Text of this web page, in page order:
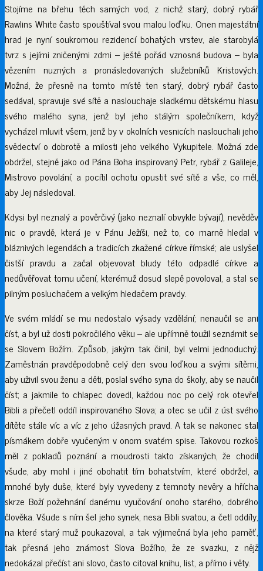
Stojíme na břehu těch samých vod, z nichž starý, dobrý rybář
Rawlins White často spouštíval svou malou loďku. Onen majestátní
hrad je nyní soukromou rezidencí bohatých vrstev, ale starobylá
tvrz s jejími zničenými zdmi – ještě pořád vznosná budova – byla
vězením nuzných a pronásledovaných služebníků Kristových.
Možná, že přesně na tomto místě ten starý, dobrý rybář často
sedával, spravuje své sítě a naslouchaje sladkému dětskému hlasu
svého malého syna, jenž byl jeho stálým společníkem, když
vycházel mluvit všem, jenž by v okolních vesnicích naslouchali jeho
svědectví o dobrotě a milosti jeho velkého Vykupitele. Možná zde
obdržel, stejně jako od Pána Boha inspirovaný Petr, rybář z Galileje,
Mistrovo povolání, a pocítil ochotu opustit své sítě a vše, co měl,
aby Jej následoval.
Kdysi byl neznalý a pověrčivý (jako neznalí obvykle bývají), nevěděv
nic o pravdě, která je v Pánu Ježíši, než to, co marně hledal v
bláznivých legendách a tradicích zkažené církve římské; ale uslyšel
čistší pravdu a začal objevovat bludy této odpadlé církve a
nedůvěřovat tomu učení, kterémuž dosud slepě povoloval, a stal se
pilným posluchačem a velkým hledačem pravdy.
Ve svém mládí se mu nedostalo výsady vzdělání; nenaučil se ani
číst, a byl už dosti pokročilého věku – ale upřímně toužil seznámit se
se Slovem Božím. Způsob, jakým tak činil, byl velmi jednoduchý.
Zaměstnán pravděpodobně celý den svou loďkou a svými sítěmi,
aby uživil svou ženu a děti, poslal svého syna do školy, aby se naučil
číst; a jakmile to chlapec dovedl, každou noc po celý rok otevřel
Bibli a přečetl oddíl inspirovaného Slova; a otec se učil z úst svého
dítěte stále víc a víc z jeho úžasných pravd. A tak se nakonec stal
písmákem dobře vyučeným v onom svatém spise. Takovou rozkoš
měl z pokladů poznání a moudrosti takto získaných, že chodil
všude, aby mohl i jiné obohatit tím bohatstvím, které obdržel, a
mnohé byly duše, které byly vyvedeny z temnoty nevěry a hřícha
skrze Boží požehnání danému vyučování onoho starého, dobrého
člověka. Všude s ním šel jeho synek, nesa Bibli svatou, a četl oddíly,
na které starý muž poukazoval, a tak výjimečná byla jeho paměť,
tak přesná jeho známost Slova Božího, že ze svazku, z nějž
nedokázal přečíst ani slovo, často citoval knihu, list, a přímo i věty.